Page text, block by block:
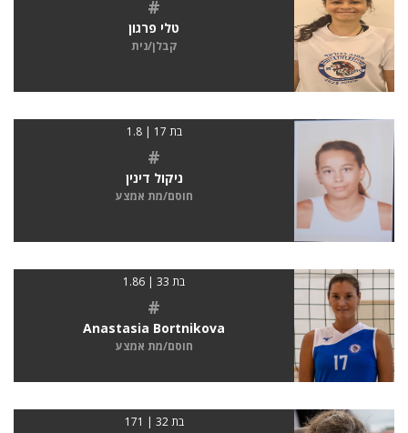
#
טלי פרגון
קבלן/נית
בת 17 | 1.8
#
ניקול דינין
חוסם/מת אמצע
בת 33 | 1.86
#
Anastasia Bortnikova
חוסם/מת אמצע
בת 32 | 171